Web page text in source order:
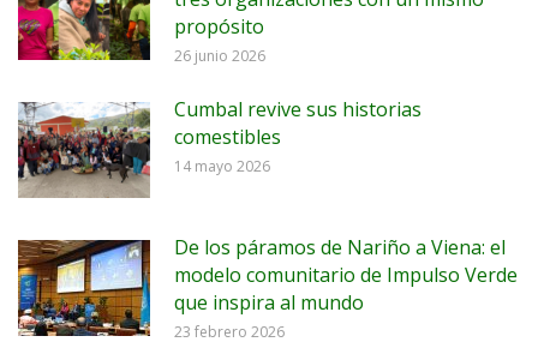
propósito
26 junio 2026
Cumbal revive sus historias
comestibles
14 mayo 2026
De los páramos de Nariño a Viena: el
modelo comunitario de Impulso Verde
que inspira al mundo
23 febrero 2026